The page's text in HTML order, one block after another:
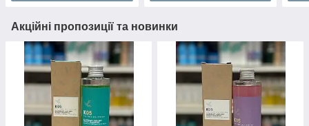
Акційні пропозиції та новинки